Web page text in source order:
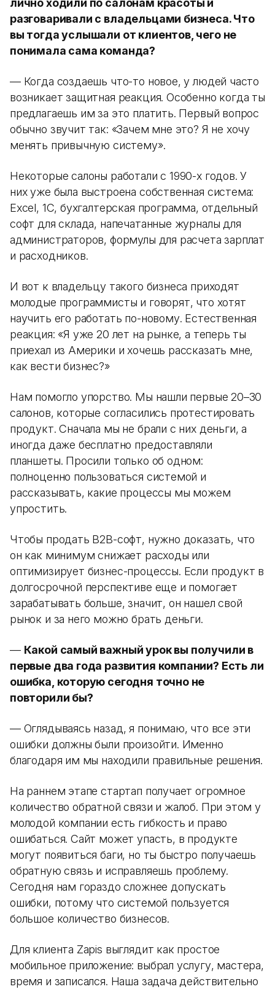
разговаривали с владельцами бизнеса. Что
вы тогда услышали от клиентов, чего не
понимала сама команда?
— Когда создаешь что-то новое, у людей часто
возникает защитная реакция. Особенно когда ты
предлагаешь им за это платить. Первый вопрос
обычно звучит так: «Зачем мне это? Я не хочу
менять привычную систему».
Некоторые салоны работали с 1990-х годов. У
них уже была выстроена собственная система:
Excel, 1С, бухгалтерская программа, отдельный
софт для склада, напечатанные журналы для
администраторов, формулы для расчета зарплат
и расходников.
И вот к владельцу такого бизнеса приходят
молодые программисты и говорят, что хотят
научить его работать по-новому. Естественная
реакция: «Я уже 20 лет на рынке, а теперь ты
приехал из Америки и хочешь рассказать мне,
как вести бизнес?»
Нам помогло упорство. Мы нашли первые 20–30
салонов, которые согласились протестировать
продукт. Сначала мы не брали с них деньги, а
иногда даже бесплатно предоставляли
планшеты. Просили только об одном:
полноценно пользоваться системой и
рассказывать, какие процессы мы можем
упростить.
Чтобы продать B2B-софт, нужно доказать, что
он как минимум снижает расходы или
оптимизирует бизнес-процессы. Если продукт в
долгосрочной перспективе еще и помогает
зарабатывать больше, значит, он нашел свой
рынок и за него можно брать деньги.
— Какой самый важный урок вы получили в
первые два года развития компании? Есть ли
ошибка, которую сегодня точно не
повторили бы?
— Оглядываясь назад, я понимаю, что все эти
ошибки должны были произойти. Именно
благодаря им мы находили правильные решения.
На раннем этапе стартап получает огромное
количество обратной связи и жалоб. При этом у
молодой компании есть гибкость и право
ошибаться. Сайт может упасть, в продукте
могут появиться баги, но ты быстро получаешь
обратную связь и исправляешь проблему.
Сегодня нам гораздо сложнее допускать
ошибки, потому что системой пользуется
большое количество бизнесов.
Для клиента Zapis выглядит как простое
мобильное приложение: выбрал услугу, мастера,
время и записался. Наша задача действительно